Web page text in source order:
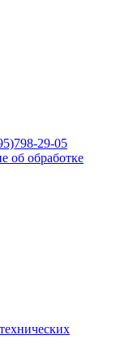
29-05
об обработке